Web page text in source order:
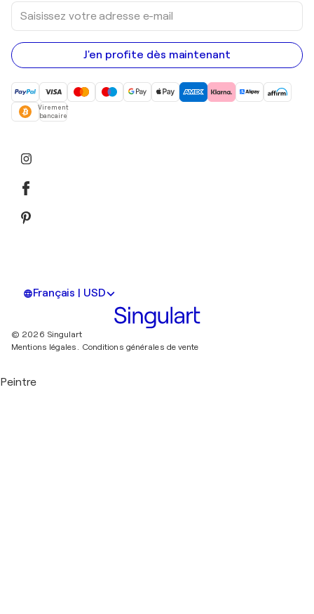
Saisissez
votre
adresse
e-
mail
J'en profite dès maintenant
Virement
bancaire
Français | USD
© 2026 Singulart
Mentions légales. Conditions générales de vente
Peintre